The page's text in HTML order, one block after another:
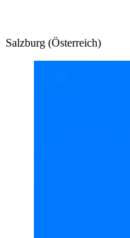
Salzburg (Österreich)